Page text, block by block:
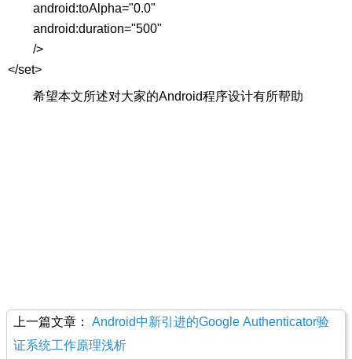
android:toAlpha="0.0"
android:duration="500"
/>
</set>
希望本文所述对大家的Android程序设计有所帮助
上一篇文章： Android中新引进的Google Authenticator验
证系统工作原理浅析